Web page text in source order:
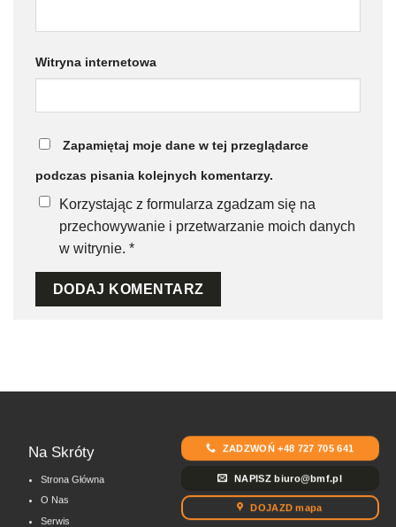
Witryna internetowa
Zapamiętaj moje dane w tej przeglądarce
podczas pisania kolejnych komentarzy.
Korzystając z formularza zgadzam się na
przechowywanie i przetwarzanie moich danych
w witrynie. *
Na Skróty
Strona Główna
O Nas
Serwis
ZADZWOŃ +48 727 705 641
NAPISZ biuro@bmf.pl
DOJAZD mapa